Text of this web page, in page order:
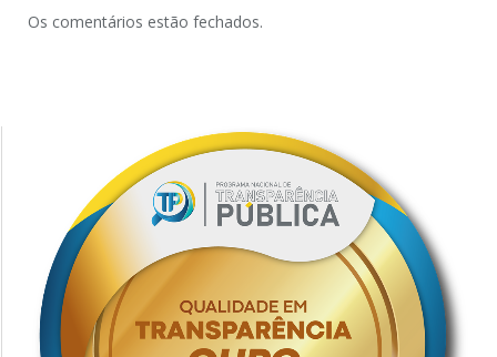
Os comentários estão fechados.